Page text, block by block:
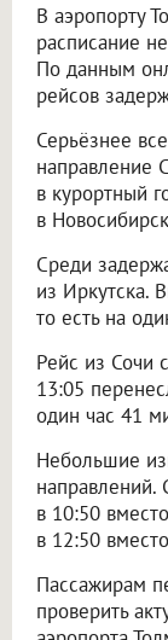
В аэропорту
расписание
По данным
рейсов
Серьёзнее
направление
в курортный
в
Среди
из Иркутска.
то есть на
Рейс из Сочи
13:05
один час 41
Небольшие
в 10:50
в 12:50
Пассажирам
проверить